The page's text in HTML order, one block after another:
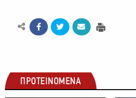
ΠΡΟΤΕΙΝΟΜΕΝΑ